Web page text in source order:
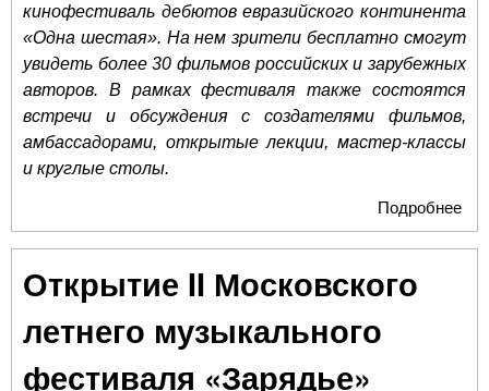
кинофестиваль дебютов евразийского континента
«Одна шестая». На нем зрители бесплатно смогут
увидеть более 30 фильмов российских и зарубежных
авторов. В рамках фестиваля также состоятся
встречи и обсуждения с создателями фильмов,
амбассадорами, открытые лекции, мастер-классы
и круглые столы.
Подробнее
Открытие II Московского
летнего музыкального
фестиваля «Зарядье»